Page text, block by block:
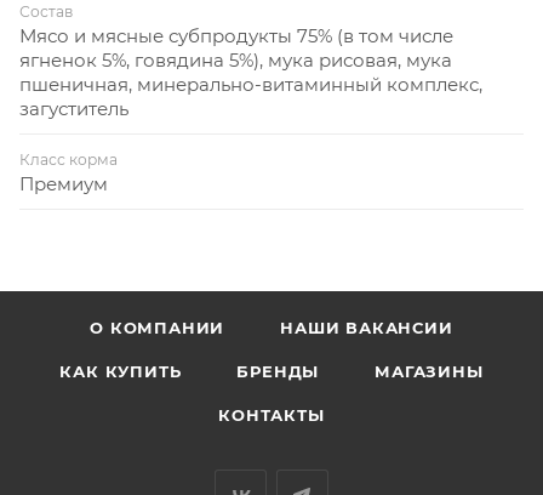
Состав
Мясо и мясные субпродукты 75% (в том числе
ягненок 5%, говядина 5%), мука рисовая, мука
пшеничная, минерально-витаминный комплекс,
загуститель
Класс корма
Премиум
О КОМПАНИИ НАШИ ВАКАНСИИ
КАК КУПИТЬ БРЕНДЫ МАГАЗИНЫ
КОНТАКТЫ